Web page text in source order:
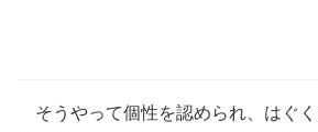
そうやって個性を認められ、はぐ